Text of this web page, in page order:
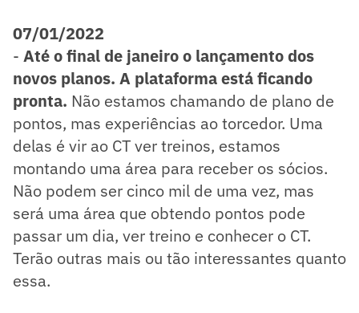
07/01/2022
- Até o final de janeiro o lançamento dos
novos planos. A plataforma está ficando
pronta. Não estamos chamando de plano de
pontos, mas experiências ao torcedor. Uma
delas é vir ao CT ver treinos, estamos
montando uma área para receber os sócios.
Não podem ser cinco mil de uma vez, mas
será uma área que obtendo pontos pode
passar um dia, ver treino e conhecer o CT.
Terão outras mais ou tão interessantes quanto
essa.